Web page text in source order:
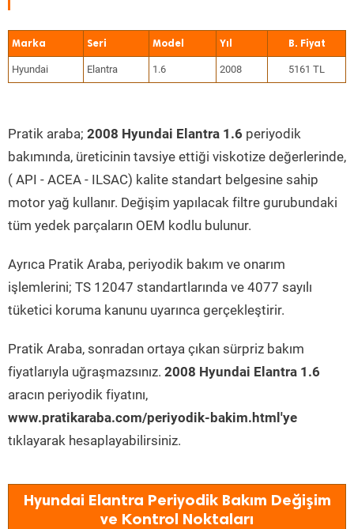
Marka Seri Model Yıl
Hyundai Elantra 1.6 2008 5161 TL
Pratik araba; 2008 Hyundai Elantra 1.6 periyodik
bakımında, üreticinin tavsiye ettiği viskotize değerlerinde,
( API - ACEA - ILSAC) kalite standart belgesine sahip
motor yağ kullanır. Değişim yapılacak filtre gurubundaki
tüm yedek parçaların OEM kodlu bulunur.
Ayrıca Pratik Araba, periyodik bakım ve onarım
işlemlerini; TS 12047 standartlarında ve 4077 sayılı
tüketici koruma kanunu uyarınca gerçekleştirir.
Pratik Araba, sonradan ortaya çıkan sürpriz bakım
fiyatlarıyla uğraşmazsınız. 2008 Hyundai Elantra 1.6
aracın periyodik fiyatını,
www.pratikaraba.com/periyodik-bakim.html'ye
tıklayarak hesaplayabilirsiniz.
Hyundai Elantra Periyodik Bakım Değişim
ve Kontrol Noktaları